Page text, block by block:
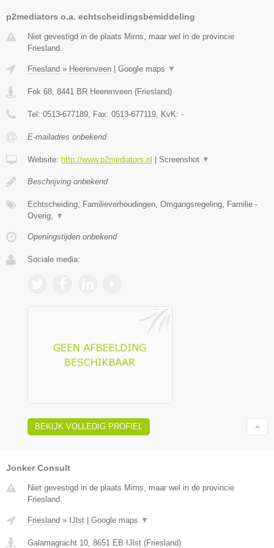
p2mediators o.a. echtscheidingsbemiddeling
Niet gevestigd in de plaats Mirns, maar wel in de provincie
Friesland.
Friesland » Heerenveen Google maps ▼
Fok 68 8441 BR Heerenveen (Friesland)
Tel: 0513-677189 , Fax: 0513-677119 , KvK: -
E-mailadres onbekend
Website: http://www.p2mediators.nl Screenshot ▼
Beschrijving onbekend
Echtscheiding, Familieverhoudingen, Omgangsregeling, Familie -
Overig,
▼
Openingstijden onbekend
Sociale media:
BEKIJK VOLLEDIG PROFIEL
Jonker Consult
Niet gevestigd in de plaats Mirns, maar wel in de provincie
Friesland.
Friesland » IJlst | Google maps ▼
Galamagracht 10 8651 EB IJlst (Friesland)